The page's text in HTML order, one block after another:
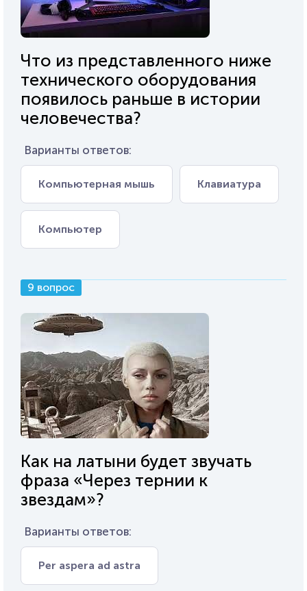
Что из представленного ниже
технического оборудования
появилось раньше в истории
человечества?
Варианты ответов:
Компьютерная мышь Клавиатура
Компьютер
9 вопрос
Как на латыни будет звучать
фраза «Через тернии к
звездам»?
Варианты ответов:
Per aspera ad astra